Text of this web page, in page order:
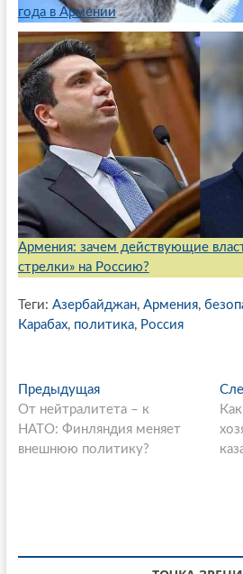
года в Армении
Армения: зачем действующие
стрелки» на Россию?
Теги: Азербайджан, Армения,
Карабах, политика, Россия
P
o
s
ПредыдущаяП
р
е
д
От нейтралитета – к
НАТО: Финляндия меняет
внешнюю политику?